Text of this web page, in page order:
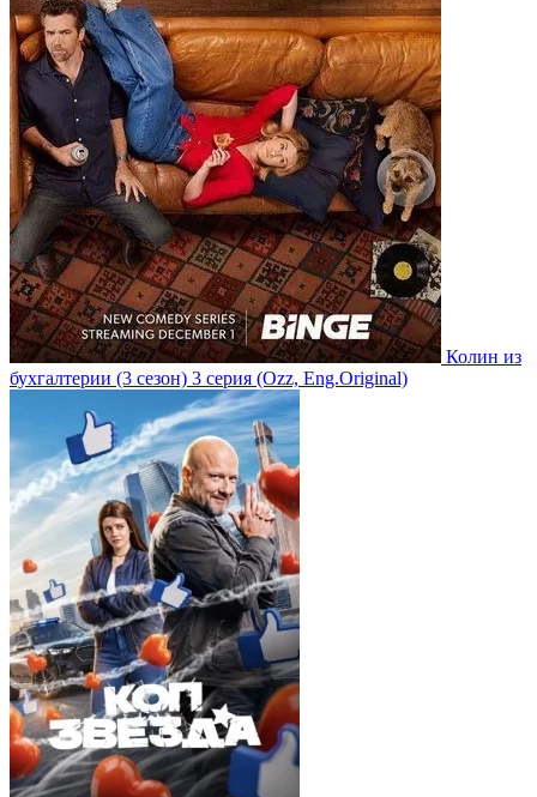
Колин из
бухгалтерии (3 сезон) 3 серия (Ozz, Eng.Original)